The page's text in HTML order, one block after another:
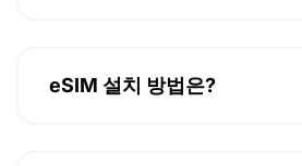
eSIM 설치 방법은?